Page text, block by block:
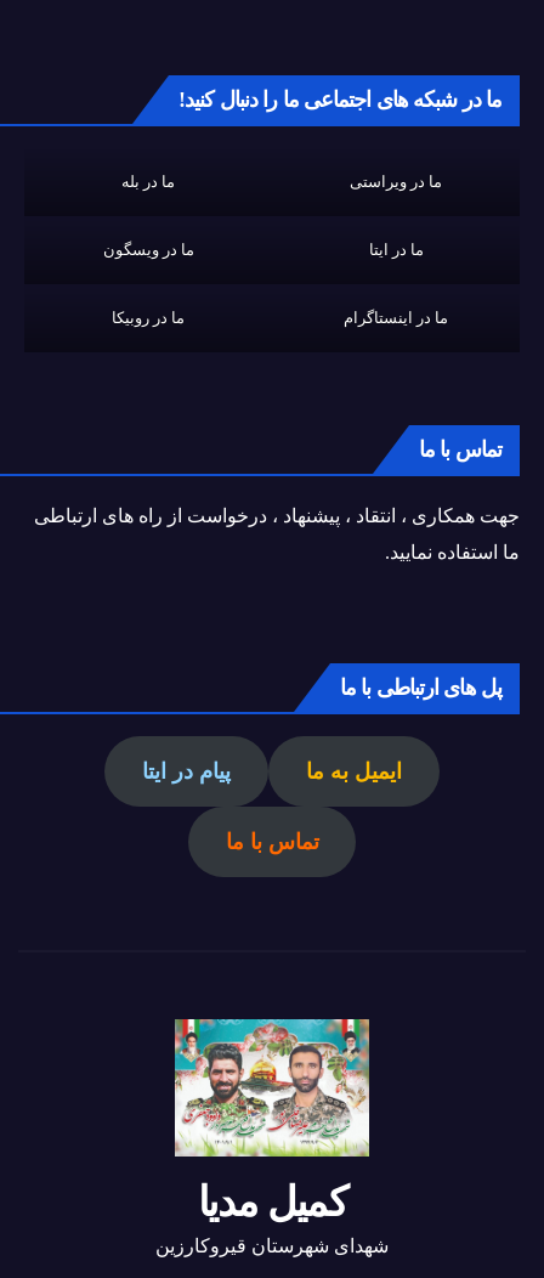
ما در شبکه های اجتماعی ما را دنبال کنید!
ما در ویراستی ما در بله
ما در ایتا ما در ویسگون
ما در اینستاگرام ما در روبیکا
تماس با ما
جهت همکاری ، انتقاد ، پیشنهاد ، درخواست از راه های ارتباطی
ما استفاده نمایید.
پل های ارتباطی با ما
ایمیل به ما پیام در ایتا
تماس با ما
کمیل مدیا
شهدای شهرستان قیروکارزین